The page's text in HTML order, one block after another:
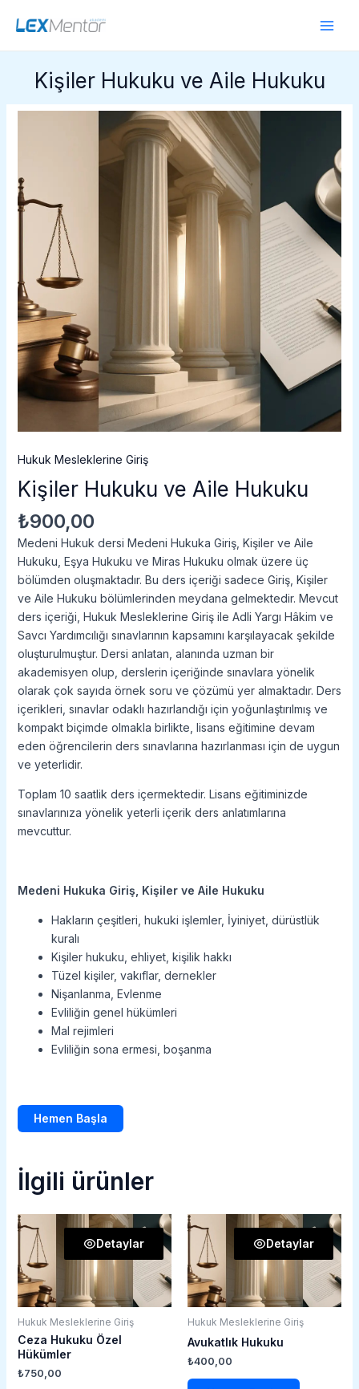
atla
Kişiler Hukuku ve Aile Hukuku
Hukuk Mesleklerine Giriş
Kişiler Hukuku ve Aile Hukuku
₺900,00
Medeni Hukuk dersi Medeni Hukuka Giriş, Kişiler ve Aile
Hukuku, Eşya Hukuku ve Miras Hukuku olmak üzere üç
bölümden oluşmaktadır. Bu ders içeriği sadece Giriş, Kişiler
ve Aile Hukuku bölümlerinden meydana gelmektedir. Mevcut
ders içeriği, Hukuk Mesleklerine Giriş ile Adli Yargı Hâkim ve
Savcı Yardımcılığı sınavlarının kapsamını karşılayacak şekilde
oluşturulmuştur. Dersi anlatan, alanında uzman bir
akademisyen olup, derslerin içeriğinde sınavlara yönelik
olarak çok sayıda örnek soru ve çözümü yer almaktadır. Ders
içerikleri, sınavlar odaklı hazırlandığı için yoğunlaştırılmış ve
kompakt biçimde olmakla birlikte, lisans eğitimine devam
eden öğrencilerin ders sınavlarına hazırlanması için de uygun
ve yeterlidir.
Toplam 10 saatlik ders içermektedir. Lisans eğitiminizde
sınavlarınıza yönelik yeterli içerik ders anlatımlarına
mevcuttur.
Medeni Hukuka Giriş, Kişiler ve Aile Hukuku
Hakların çeşitleri, hukuki işlemler, İyiniyet, dürüstlük
kuralı
Kişiler hukuku, ehliyet, kişilik hakkı
Tüzel kişiler, vakıflar, dernekler
Nişanlanma, Evlenme
Evliliğin genel hükümleri
Mal rejimleri
Evliliğin sona ermesi, boşanma
Hemen Başla
İlgili ürünler
Detaylar
Hukuk Mesleklerine Giriş
Ceza Hukuku Özel
Hükümler
₺750,00
Detaylar
Hukuk Mesleklerine Giriş
Avukatlık Hukuku
₺400,00